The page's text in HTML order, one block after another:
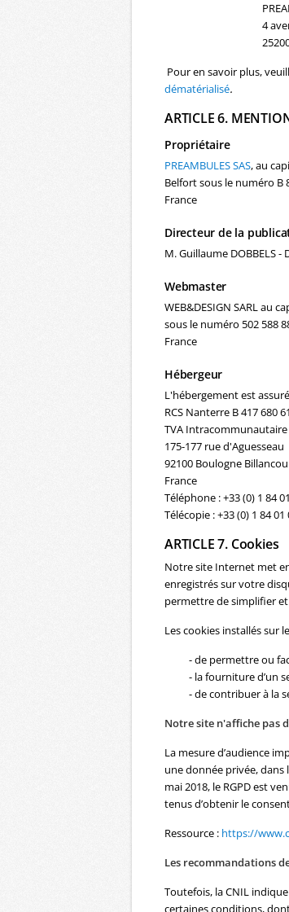
4
Pour en savoir plus,
dématérialisé.
ARTICLE 6.
Propriétaire
PREAMBULES SAS, au
Belfort sous le numéro B
France
Directeur de la
M. Guillaume DOBBELS -
Webmaster
WEB&DESIGN SARL au
sous le numéro 502 588
France
Hébergeur
L'hébergement est
RCS Nanterre B 417 680
TVA Intracommunautaire
175-177 rue d'Aguesseau
92100 Boulogne
France
Téléphone : +33 (0) 1 84
Télécopie : +33 (0) 1 84 01
ARTICLE 7. Cookies
Notre site Internet met
enregistrés sur votre
permettre de simplifier
Les cookies installés sur
- de permettre ou
- la fourniture d’un
- de contribuer à la
Notre site n'affiche pas
La mesure d’audience
une donnée privée,
mai 2018, le RGPD est
tenus d’obtenir le
Ressource : https://
Les recommandations
Toutefois, la CNIL
certaines conditions,